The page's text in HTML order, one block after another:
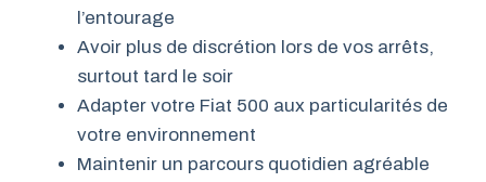
l’entourage
Avoir plus de discrétion lors de vos arrêts,
surtout tard le soir
Adapter votre Fiat 500 aux particularités de
votre environnement
Maintenir un parcours quotidien agréable